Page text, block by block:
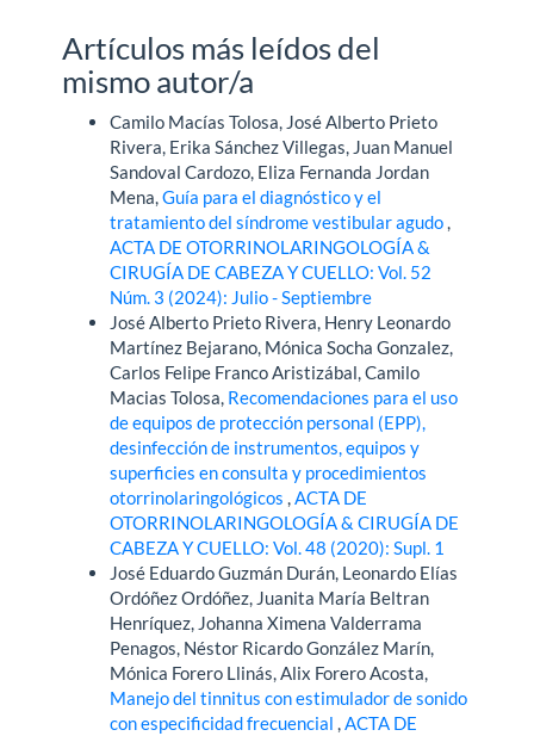
Artículos más leídos del
mismo autor/a
Camilo Macías Tolosa, José Alberto Prieto
Rivera, Erika Sánchez Villegas, Juan Manuel
Sandoval Cardozo, Eliza Fernanda Jordan
Mena,Guía para el diagnóstico y el
tratamiento del síndrome vestibular agudo,
ACTA DE OTORRINOLARINGOLOGÍA &
CIRUGÍA DE CABEZA Y CUELLO: Vol. 52
Núm. 3 (2024): Julio - Septiembre
José Alberto Prieto Rivera, Henry Leonardo
Martínez Bejarano, Mónica Socha Gonzalez,
Carlos Felipe Franco Aristizábal, Camilo
Macias Tolosa, Recomendaciones para el uso
de equipos de protección personal (EPP),
desinfección de instrumentos, equipos y
superficies en consulta y procedimientos
otorrinolaringológicos,ACTA DE
OTORRINOLARINGOLOGÍA & CIRUGÍA DE
CABEZA Y CUELLO: Vol. 48 (2020): Supl. 1
José Eduardo Guzmán Durán, Leonardo Elías
Ordóñez Ordóñez, Juanita María Beltran
Henríquez, Johanna Ximena Valderrama
Penagos, Néstor Ricardo González Marín,
Mónica Forero Llinás, Alix Forero Acosta,
Manejo del tinnitus con estimulador de sonido
con especificidad frecuencial,ACTA DE